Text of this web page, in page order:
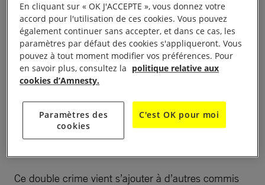
Le 25 avril 2016, des hommes se présentant
comme des coursiers ont fait irruption dans son
appartement à Dacca. Sous les yeux de sa mère
âgée de 75 ans, Xulhaz, 35 ans, et un collaborateur
qui se trouvait chez lui, ont été tués à la machette.
Malgré des éléments de preuve, en particulier des
déclarations de témoins et des images de
Ce double crime vient s’ajouter à d’autres commis
En cliquant sur « OK J'ACCEPTE », vous donnez votre
accord pour l'utilisation de ces cookies. Vous pouvez
également continuer sans accepter, et dans ce cas, les
paramètres par défaut des cookies s'appliqueront. Vous
pouvez à tout moment modifier vos préférences. Pour
en savoir plus, consultez la politique relative aux
cookies d’Amnesty.
Paramètres des
cookies
C'est OK pour moi